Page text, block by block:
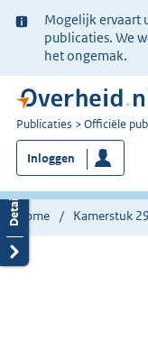
Ter
informatie:
Mogelijk ervaart
publicaties. We
het ongemak.
U
bent
nu
hier:
Publicaties Officiële
Inloggen
Home Kamerstuk